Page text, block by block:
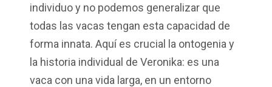
individuoy no podemos generalizar que
todas las vacas tengan esta capacidad de
forma innata. Aquíes crucial la ontogenia y
la historia individual de Veronika: es una
vaca con una vida larga, en un entorno